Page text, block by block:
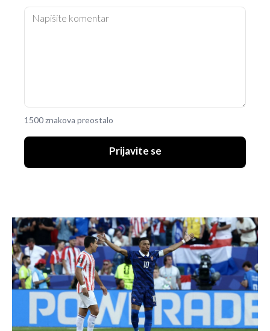
1500 znakova preostalo
Prijavite se